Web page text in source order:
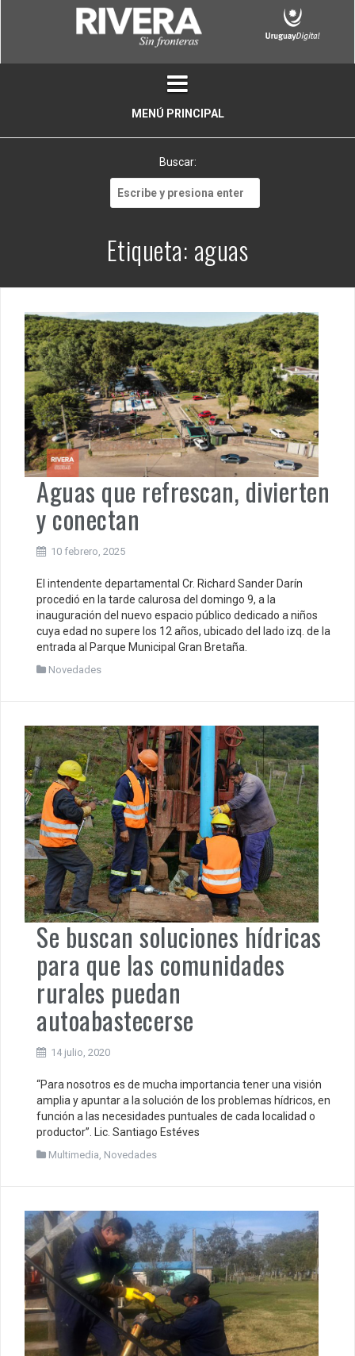
MENÚ PRINCIPAL
Buscar:
Etiqueta: aguas
Aguas que refrescan, divierten
y conectan
10 febrero, 2025
El intendente departamental Cr. Richard Sander Darín
procedió en la tarde calurosa del domingo 9, a la
inauguración del nuevo espacio público dedicado a niños
cuya edad no supere los 12 años, ubicado del lado izq. de la
entrada al Parque Municipal Gran Bretaña.
Novedades
Se buscan soluciones hídricas
para que las comunidades
rurales puedan
autoabastecerse
14 julio, 2020
“Para nosotros es de mucha importancia tener una visión
amplia y apuntar a la solución de los problemas hídricos, en
función a las necesidades puntuales de cada localidad o
productor”. Lic. Santiago Estéves
Multimedia Novedades